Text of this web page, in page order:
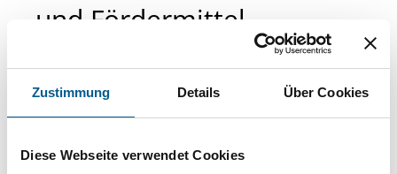
Zustimmung Details Über Cookies
Diese Webseite verwendet Cookies
und Fördermittel
Sie suchen finanzielle Unterstützung für ein
Projekt oder ein Vorhaben? Hier können Sie
Stiftungsdatenbank recherchieren. Bei der